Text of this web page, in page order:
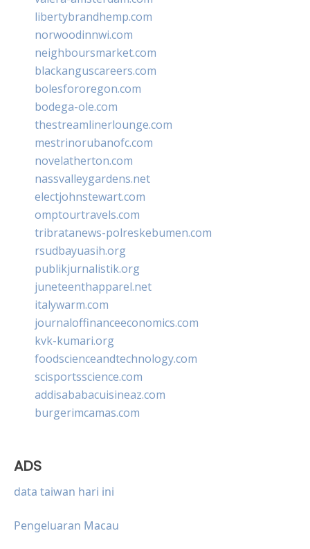
libertybrandhemp.com
norwoodinnwi.com
neighboursmarket.com
blackanguscareers.com
bolesfororegon.com
bodega-ole.com
thestreamlinerlounge.com
mestrinorubanofc.com
novelatherton.com
nassvalleygardens.net
electjohnstewart.com
omptourtravels.com
tribratanews-polreskebumen.com
rsudbayuasih.org
publikjurnalistik.org
juneteenthapparel.net
italywarm.com
journaloffinanceeconomics.com
kvk-kumari.org
foodscienceandtechnology.com
scisportsscience.com
addisababacuisineaz.com
burgerimcamas.com
ADS
data taiwan hari ini
Pengeluaran Macau